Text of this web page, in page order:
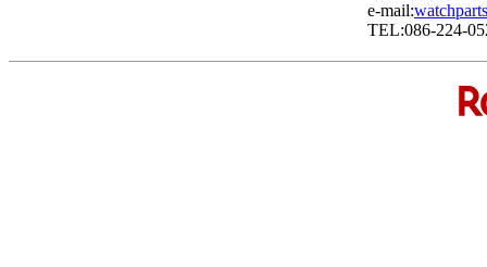
e-mail:
TEL:086-224-